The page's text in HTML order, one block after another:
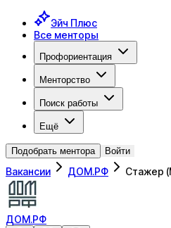
Эйч Плюс
Все менторы
Профориентация
Менторство
Поиск работы
Ещё
Подобрать ментора Войти
Вакансии ДОМ.РФ Стажер
ДОМ.РФ